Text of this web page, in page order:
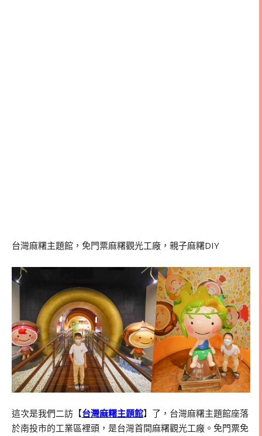
台灣麻糬主題館，免門票麻糬觀光工廠，親子麻糬DIY
這次是我們二訪【台灣麻糬主題館】了，台灣麻糬主題館座落
於南投市的工業區裡頭，是台灣首間麻糬觀光工廠。免門票免